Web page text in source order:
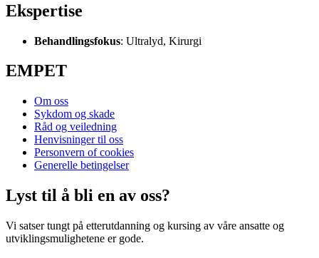
Ekspertise
Behandlingsfokus: Ultralyd, Kirurgi
EMPET
Om oss
Sykdom og skade
Råd og veiledning
Henvisninger til oss
Personvern of cookies
Generelle betingelser
Lyst til å bli en av oss?
Vi satser tungt på etterutdanning og kursing av våre ansatte og
utviklingsmulighetene er gode.